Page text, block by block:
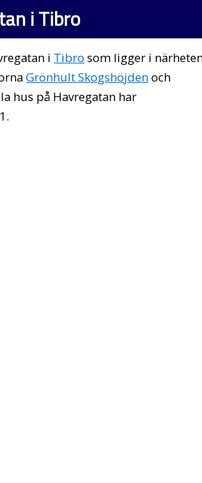
i Tibro
i Tibro som ligger i
Grönhult Skogshöjdenoch
hus på Havregatan har